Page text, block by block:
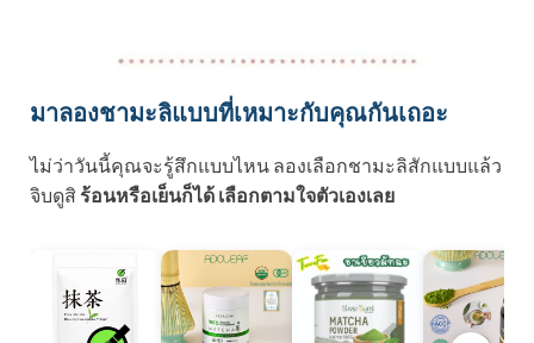
มาลองชามะลิแบบที่เหมาะกับคุณกันเถอะ
ไม่ว่าวันนี้คุณจะรู้สึกแบบไหน ลองเลือกชามะลิสักแบบแล้ว
จิบดูสิ ร้อนหรือเย็นก็ได้ เลือกตามใจตัวเองเลย